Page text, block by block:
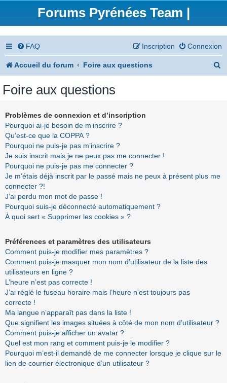
Forums Pyrénées Team |
FAQ Connexion
Inscription
Accueil du forum Foire aux questions
Foire aux questions
Problèmes de connexion et d’inscription
Pourquoi ai-je besoin de m’inscrire ?
Qu’est-ce que la COPPA ?
Pourquoi ne puis-je pas m’inscrire ?
Je suis inscrit mais je ne peux pas me connecter !
Pourquoi ne puis-je pas me connecter ?
Je m’étais déjà inscrit par le passé mais ne peux à présent plus me
connecter ?!
J’ai perdu mon mot de passe !
Pourquoi suis-je déconnecté automatiquement ?
À quoi sert « Supprimer les cookies » ?
Préférences et paramètres des utilisateurs
Comment puis-je modifier mes paramètres ?
Comment puis-je masquer mon nom d’utilisateur de la liste des
utilisateurs en ligne ?
L’heure n’est pas correcte !
J’ai réglé le fuseau horaire mais l’heure n’est toujours pas
correcte !
Ma langue n’apparaît pas dans la liste !
Que signifient les images situées à côté de mon nom d’utilisateur ?
Comment puis-je afficher un avatar ?
Quel est mon rang et comment puis-je le modifier ?
Pourquoi m’est-il demandé de me connecter lorsque je clique sur le
lien de courrier électronique d’un utilisateur ?